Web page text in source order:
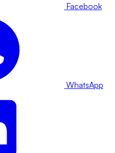
Facebook
WhatsApp